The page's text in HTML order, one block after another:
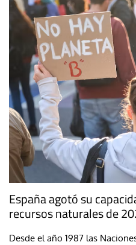
España agotó su
recursos naturales de
Desde el año 1987 las